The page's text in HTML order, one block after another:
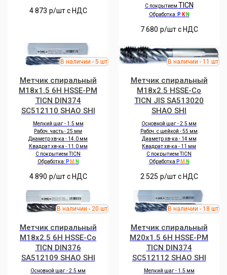
4 873 р/шт c НДС
С покрытием TICN
Обработка: P K N
7 680 р/шт c НДС
Метчик спиральный
M18x1.5 6H HSSE-PM
TICN DIN374
SC512110 SHAO SHI
Мелкий шаг - 1.5 мм
Рабоч. часть - 25 мм
Диаметр хв-ка - 14.0 мм
Квадрат хв-ка - 11.0 мм
С покрытием TICN
Обработка: P M N
4 890 р/шт c НДС
Метчик спиральный
M18x2.5 HSSE-Co
TICN JIS SA513020
SHAO SHI
Основной шаг - 2.5 мм
Рабоч. с шейкой - 55 мм
Диаметр хв-ка - 14 мм
Квадрат хв-ка - 11 мм
С покрытием TICN
Обработка P M N
2 525 р/шт c НДС
Метчик спиральный
M18x2.5 6H HSSE-Co
TICN DIN376
SA512109 SHAO SHI
Основной шаг - 2.5 мм
Метчик спиральный
M20x1.5 6H HSSE-PM
TICN DIN374
SC512112 SHAO SHI
Мелкий шаг - 1.5 мм